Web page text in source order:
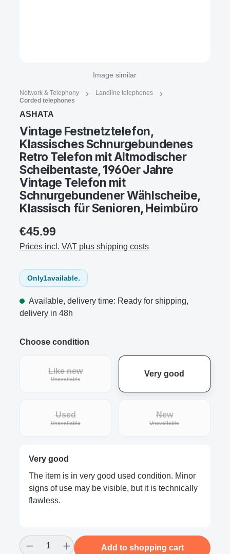
Image similar
Network & Telephony
Landline telephones
Corded telephones
ASHATA
Vintage Festnetztelefon,
Klassisches Schnurgebundenes
Retro Telefon mit Altmodischer
Scheibentaste, 1960er Jahre
Vintage Telefon mit
Schnurgebundener Wählscheibe,
Klassisch für Senioren, Heimbüro
€45.99
Prices incl. VAT plus shipping costs
Only1available.
Available, delivery time: Ready for shipping,
delivery in 48h
Choose condition
Like new
Unavailable(This option is currently unavailable.)
Very good
Used
Unavailable(This option is currently unavailable.)
New
Unavailable(This option is
Very good
The item is in very good used condition. Minor
signs of use may be visible, but it is technically
flawless.
Product Quantity: Enter the desired
Add to shopping cart